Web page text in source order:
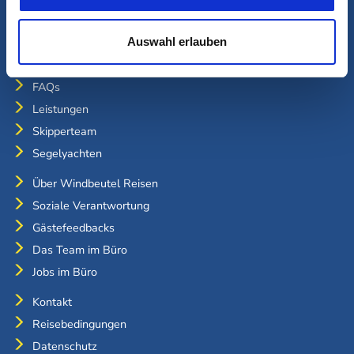
Auswahl erlauben
www.windbeutel-reisen.de
WEITERE INFORMATIONEN
Unser Segelkonzept
FAQs
Leistungen
Skipperteam
Segelyachten
Über Windbeutel Reisen
Soziale Verantwortung
Gästefeedbacks
Das Team im Büro
Jobs im Büro
Kontakt
Reisebedingungen
Datenschutz